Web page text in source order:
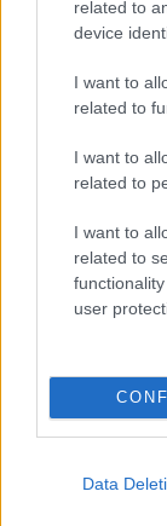
related to
device
I want to
related to
I want to
related to
I want to
related to
user
Data
Horváth
részt vettek a
volt
produkcióban:
darab zenéjét.
szférában
brácsa, dob